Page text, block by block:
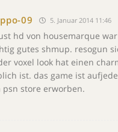
09 5. Januar 2014 11:46
hd von housemarque
gutes shmup. resogun
voxel look hat einen
ist. das game ist
store erworben.